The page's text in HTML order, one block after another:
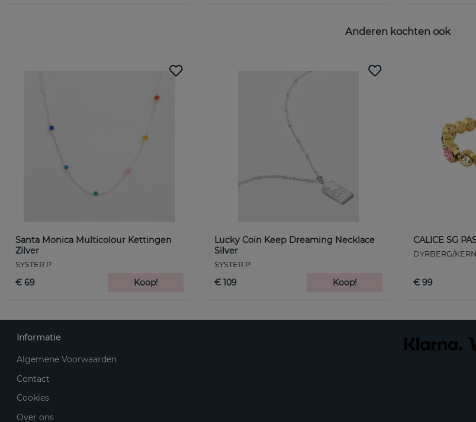
Anderen kochten ook
Santa Monica Multicolour Kettingen
Zilver
SYSTER P
€ 69 Koop!
Lucky Coin Keep Dreaming Necklace
Silver
SYSTER P
€ 109 Koop!
CALICE SG
DYRBERG/KERN
€ 99
Informatie
Algemene Voorwaarden
Contact
Cookies
Over ons